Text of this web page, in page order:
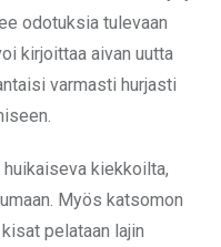
odotuksia tulevaan
kirjoittaa aivan uutta
varmasti hurjasti
kiekkoilta,
Myös katsomon
pelataan lajin